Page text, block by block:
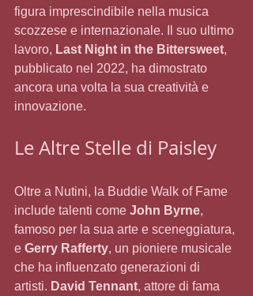
figura imprescindibile nella musica
scozzese e internazionale. Il suo ultimo
lavoro, Last Night in the Bittersweet,
pubblicato nel 2022, ha dimostrato
ancora una volta la sua creatività e
innovazione.
Le Altre Stelle di Paisley
Oltre a Nutini, la Buddie Walk of Fame
include talenti come John Byrne,
famoso per la sua arte e sceneggiatura,
e Gerry Rafferty, un pioniere musicale
che ha influenzato generazioni di
artisti. David Tennant, attore di fama